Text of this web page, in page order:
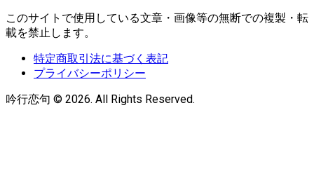
このサイトで使用している文章・画像等の無断での複製・転
載を禁止します。
特定商取引法に基づく表記
プライバシーポリシー
吟行恋句 © 2026. All Rights Reserved.